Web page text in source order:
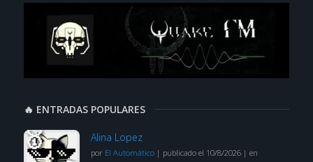
🔥 ENTRADAS POPULARES
Alina Lopez
por El Automático| publicado el 10/8/2026| en